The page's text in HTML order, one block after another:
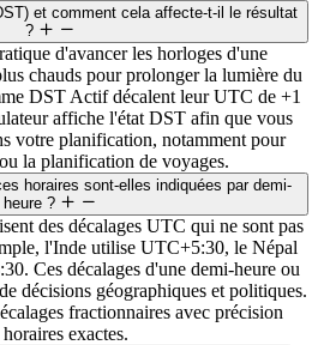
et comment cela affecte-t-il le résultat
?
d'avancer les horloges d'une
chauds pour prolonger la lumière du
DST Actif décalent leur UTC de +1
affiche l'état DST afin que vous
votre planification, notamment pour
la planification de voyages.
horaires sont-elles indiquées par demi-
heure ?
des décalages UTC qui ne sont pas
l'Inde utilise UTC+5:30, le Népal
Ces décalages d'une demi-heure ou
décisions géographiques et politiques.
fractionnaires avec précision
exactes.